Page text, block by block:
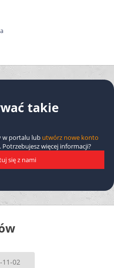
takie
w portalu lub utwórz nowe konto
więcej informacji?
się z nami
11-02